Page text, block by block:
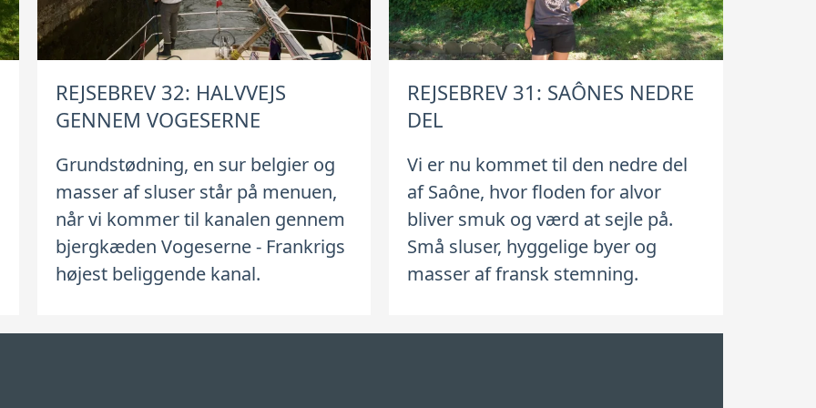
REJSEBREV 32: HALVVEJS
GENNEM VOGESERNE
Grundstødning, en sur belgier og
masser af sluser står på menuen,
når vi kommer til kanalen gennem
bjergkæden Vogeserne - Frankrigs
højest beliggende kanal.
REJSEBREV 31: SAÔNES NEDRE
DEL
Vi er nu kommet til den nedre del
af Saône, hvor floden for alvor
bliver smuk og værd at sejle på.
Små sluser, hyggelige byer og
masser af fransk stemning.